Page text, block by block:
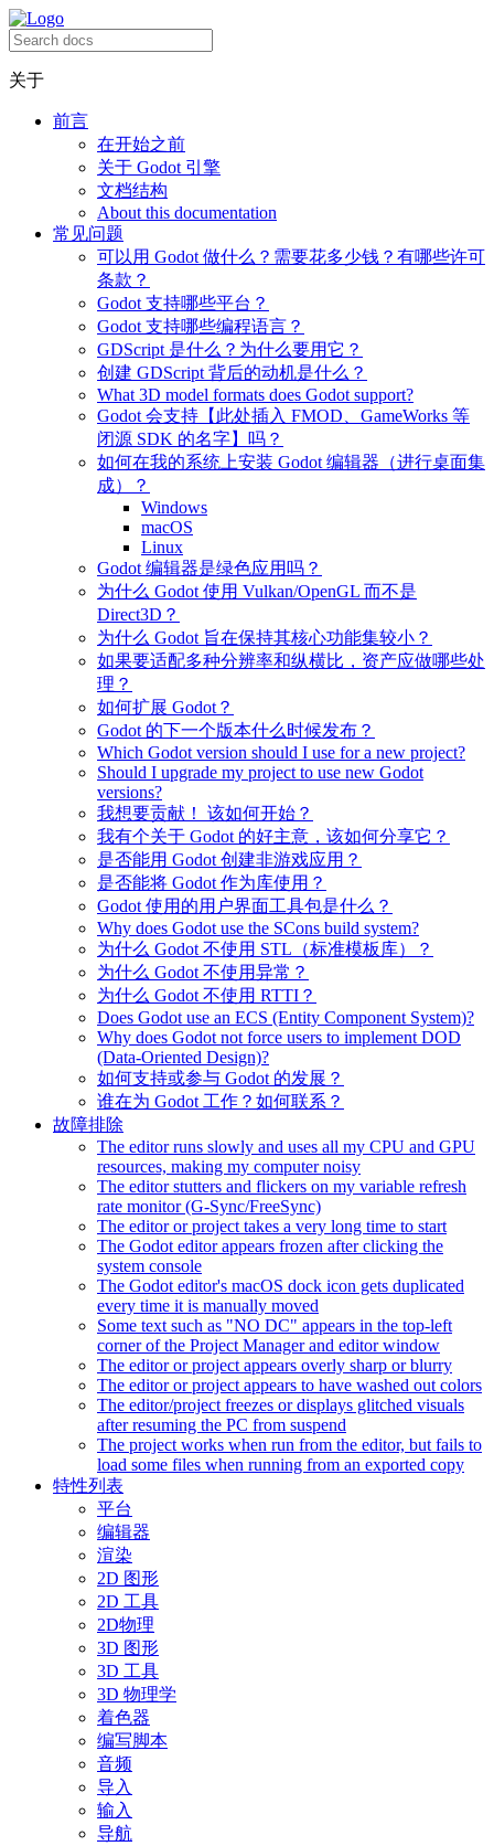
关于
前言
在开始之前
关于 Godot 引擎
文档结构
About this documentation
常见问题
可以用 Godot 做什么？需要花多少钱？有哪些许可
条款？
Godot 支持哪些平台？
Godot 支持哪些编程语言？
GDScript 是什么？为什么要用它？
创建 GDScript 背后的动机是什么？
What 3D model formats does Godot support?
Godot 会支持【此处插入 FMOD、GameWorks 等
闭源 SDK 的名字】吗？
如何在我的系统上安装 Godot 编辑器（进行桌面集
成）？
Windows
macOS
Linux
Godot 编辑器是绿色应用吗？
为什么 Godot 使用 Vulkan/OpenGL 而不是
Direct3D？
为什么 Godot 旨在保持其核心功能集较小？
如果要适配多种分辨率和纵横比，资产应做哪些处
理？
如何扩展 Godot？
Godot 的下一个版本什么时候发布？
Which Godot version should I use for a new project?
Should I upgrade my project to use new Godot
versions?
我想要贡献！ 该如何开始？
我有个关于 Godot 的好主意，该如何分享它？
是否能用 Godot 创建非游戏应用？
是否能将 Godot 作为库使用？
Godot 使用的用户界面工具包是什么？
Why does Godot use the SCons build system?
为什么 Godot 不使用 STL（标准模板库）？
为什么 Godot 不使用异常？
为什么 Godot 不使用 RTTI？
Does Godot use an ECS (Entity Component System)?
Why does Godot not force users to implement DOD
(Data-Oriented Design)?
如何支持或参与 Godot 的发展？
谁在为 Godot 工作？如何联系？
故障排除
The editor runs slowly and uses all my CPU and GPU
resources, making my computer noisy
The editor stutters and flickers on my variable refresh
rate monitor (G-Sync/FreeSync)
The editor or project takes a very long time to start
The Godot editor appears frozen after clicking the
system console
The Godot editor's macOS dock icon gets duplicated
every time it is manually moved
Some text such as "NO DC" appears in the top-left
corner of the Project Manager and editor window
The editor or project appears overly sharp or blurry
The editor or project appears to have washed out colors
The editor/project freezes or displays glitched visuals
after resuming the PC from suspend
The project works when run from the editor, but fails to
load some files when running from an exported copy
特性列表
平台
编辑器
渲染
2D 图形
2D 工具
2D物理
3D 图形
3D 工具
3D 物理学
着色器
编写脚本
音频
导入
输入
导航